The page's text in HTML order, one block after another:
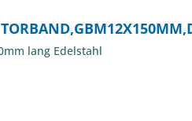
lang Edelstahl